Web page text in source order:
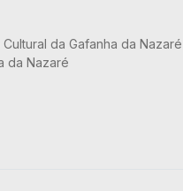
da Gafanha da Nazaré
da Nazaré